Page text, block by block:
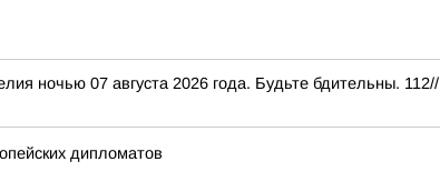
ночью 07 августа 2026 года. Будьте бдительны. 112//
дипломатов